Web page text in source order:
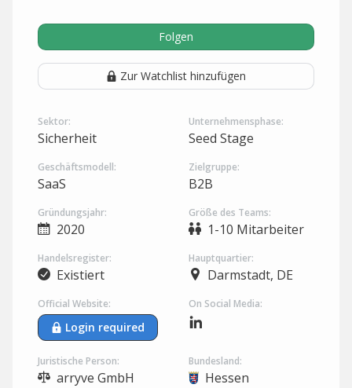
Folgen
Zur Watchlist hinzufügen
Sektor:
Sicherheit
Unternehmensphase:
Seed Stage
Geschäftsmodell:
SaaS
Zielgruppe:
B2B
Gründungsjahr:
2020
Größe des Teams:
1-10 Mitarbeiter
Handelsregister:
Existiert
Hauptquartier:
Darmstadt, DE
Official Website:
Login required
On Social Media:
Juristische Person:
arryve GmbH
Bundesland:
Hessen